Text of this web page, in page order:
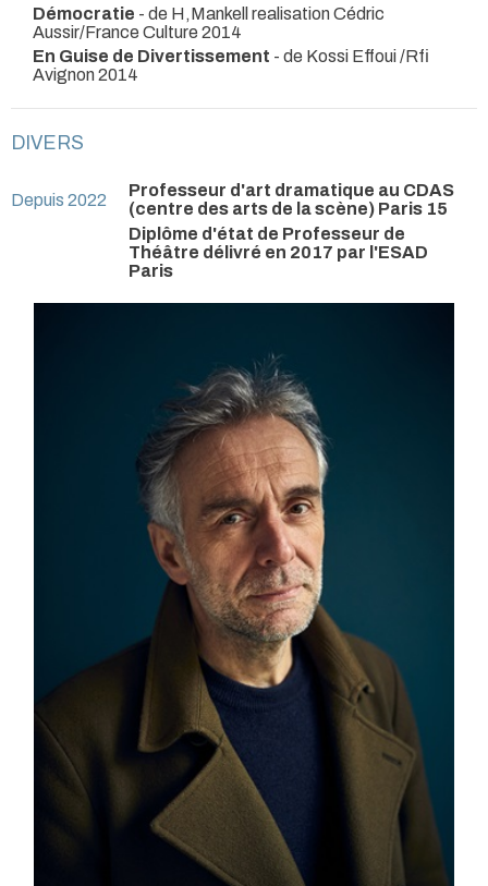
Démocratie - de H,Mankell realisation Cédric
Aussir/France Culture 2014
En Guise de Divertissement - de Kossi Effoui /Rfi
Avignon 2014
DIVERS
Depuis 2022
Professeur d'art dramatique au CDAS
(centre des arts de la scène) Paris 15
Diplôme d'état de Professeur de
Théâtre délivré en 2017 par l'ESAD
Paris